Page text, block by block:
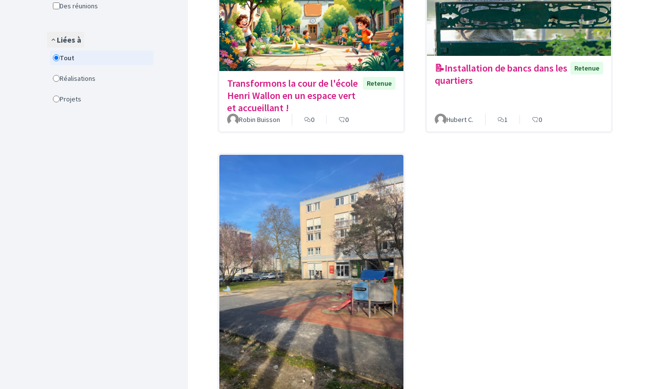
Des réunions
Liées à
Tout
Réalisations
Projets
Transformons la cour de l'école
Henri Wallon en un espace vert
et accueillant !
Retenue
Robin Buisson 0 0
📝Installation de bancs dans les
quartiers
Retenue
Hubert C. 1 0